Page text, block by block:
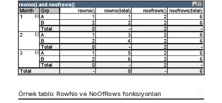
Örnek tablo: RowNove NoOfRowsfonksiyonları